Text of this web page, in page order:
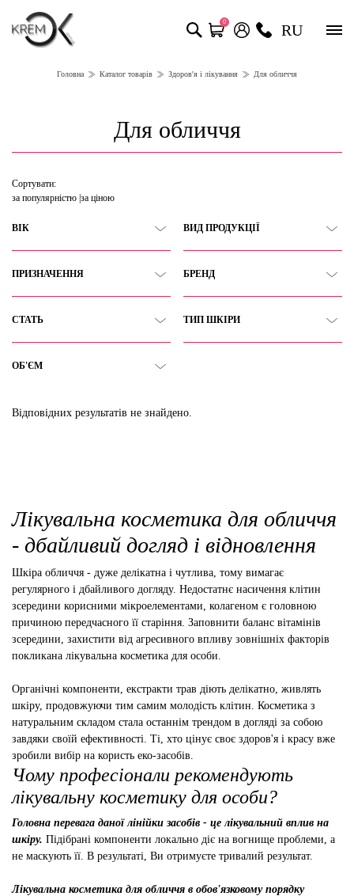
0 RU
Головна Каталог товарів Здоров'я і лікування Для обличчя
Для обличчя
Сортувати:
за популярністю за ціною
ВІК ВИД ПРОДУКЦІЇ
ПРИЗНАЧЕННЯ БРЕНД
СТАТЬ ТИП ШКІРИ
ОБ'ЄМ
Відповідних результатів не знайдено.
Лікувальна косметика для обличчя
- дбайливий догляд і відновлення
Шкіра обличчя - дуже делікатна і чутлива, тому вимагає
регулярного і дбайливого догляду. Недостатнє насичення клітин
зсередини корисними мікроелементами, колагеном є головною
причиною передчасного її старіння. Заповнити баланс вітамінів
зсередини, захистити від агресивного впливу зовнішніх факторів
покликана лікувальна косметика для особи.
Органічні компоненти, екстракти трав діють делікатно, живлять
шкіру, продовжуючи тим самим молодість клітин. Косметика з
натуральним складом стала останнім трендом в догляді за собою
завдяки своїй ефективності. Ті, хто цінує своє здоров'я і красу вже
зробили вибір на користь еко-засобів.
Чому професіонали рекомендують
лікувальну косметику для особи?
Головна перевага даної лінійки засобів - це лікувальний вплив на
шкіру. Підібрані компоненти локально діє на вогнище проблеми, а
не маскують її. В результаті, Ви отримуєте тривалий результат.
Лікувальна косметика для обличчя в обов'язковому порядку